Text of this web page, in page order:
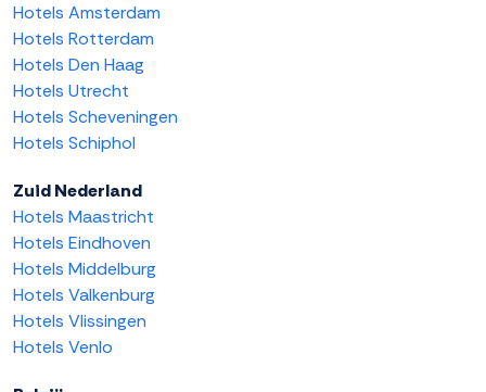
Hotels Amsterdam
Hotels Rotterdam
Hotels Den Haag
Hotels Utrecht
Hotels Scheveningen
Hotels Schiphol
Zuid Nederland
Hotels Maastricht
Hotels Eindhoven
Hotels Middelburg
Hotels Valkenburg
Hotels Vlissingen
Hotels Venlo